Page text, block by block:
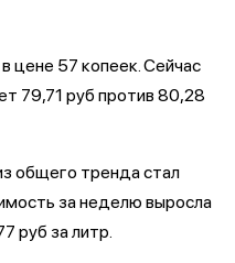
цене 57 копеек. Сейчас
79,71 руб против 80,28
общего тренда стал
за неделю выросла
руб за литр.